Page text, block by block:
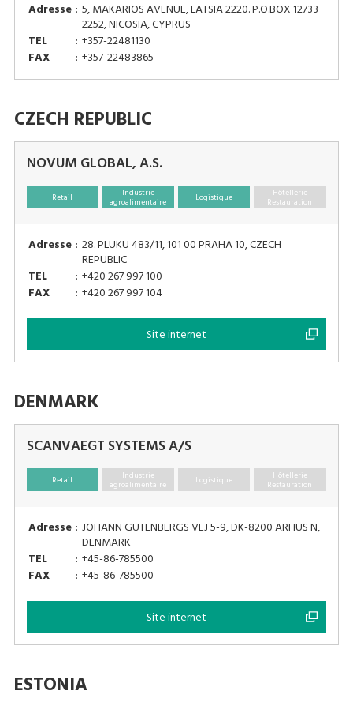
Adresse : 5, MAKARIOS AVENUE, LATSIA 2220. P.O.BOX 12733
2252, NICOSIA, CYPRUS
TEL
: +357-22481130
FAX
: +357-22483865
CZECH REPUBLIC
NOVUM GLOBAL, A.S.
Retail Industrie
agroalimentaire Logistique Hôtellerie
Restauration
Adresse : 28. PLUKU 483/11, 101 00 PRAHA 10, CZECH
REPUBLIC
TEL
: +420 267 997 100
FAX
: +420 267 997 104
Site internet
DENMARK
SCANVAEGT SYSTEMS A/S
Retail Industrie
agroalimentaire Logistique Hôtellerie
Restauration
Adresse : JOHANN GUTENBERGS VEJ 5-9, DK-8200 ARHUS N,
DENMARK
TEL
: +45-86-785500
FAX
: +45-86-785500
Site internet
ESTONIA